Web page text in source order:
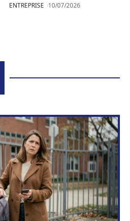
ENTREPRISE 10/07/2026